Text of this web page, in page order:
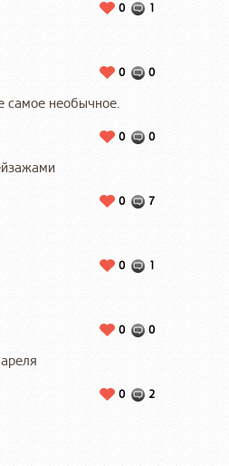
1
0
0
0
самое необычное.
0
0
7
0
1
0
0
0
2
0